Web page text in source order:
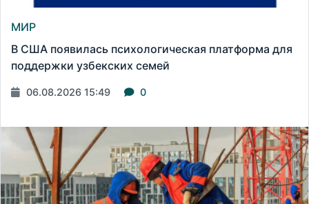
МИР
В США появилась психологическая платформа для
поддержки узбекских семей
06.08.2026 15:49 0